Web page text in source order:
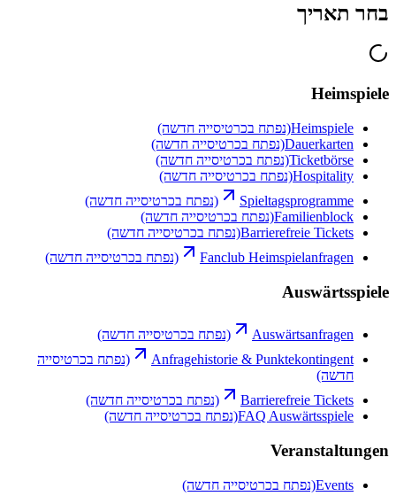
בחר תאריך
Heimspiele
Heimspiele(נפתח בכרטיסייה חדשה)
Dauerkarten(נפתח בכרטיסייה חדשה)
Ticketbörse(נפתח בכרטיסייה חדשה)
Hospitality(נפתח בכרטיסייה חדשה)
Spieltagsprogramme
(נפתח בכרטיסייה חדשה)
Familienblock(נפתח בכרטיסייה חדשה)
Barrierefreie Tickets(נפתח בכרטיסייה חדשה)
Fanclub Heimspielanfragen
(נפתח בכרטיסייה חדשה)
Auswärtsspiele
Auswärtsanfragen
(נפתח בכרטיסייה חדשה)
Anfragehistorie & Punktekontingent
(נפתח בכרטיסייה
חדשה)
Barrierefreie Tickets
(נפתח בכרטיסייה חדשה)
FAQ Auswärtsspiele(נפתח בכרטיסייה חדשה)
Veranstaltungen
Events(נפתח בכרטיסייה חדשה)